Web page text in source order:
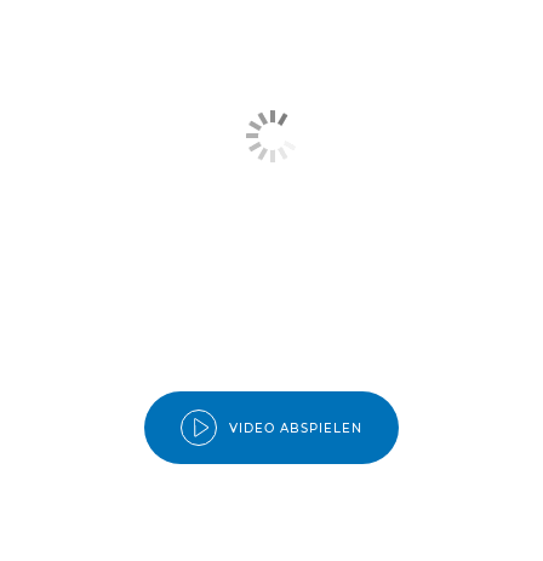
VIDEO ABSPIELEN